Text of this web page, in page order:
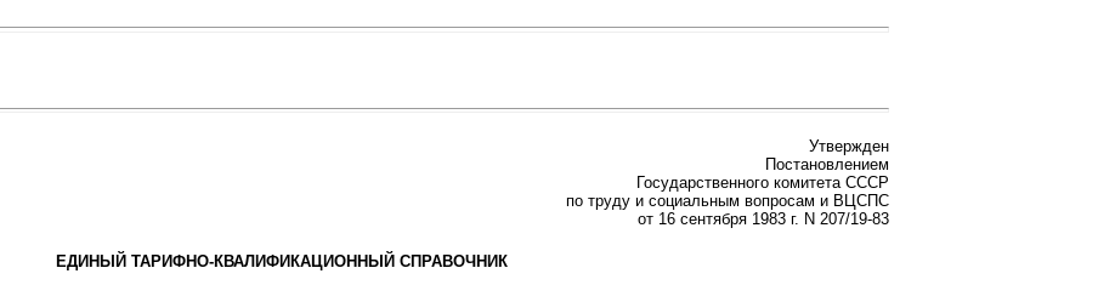
Утвержден
Постановлением
Государственного комитета СССР
по труду и социальным вопросам и ВЦСПС
от 16 сентября 1983 г. N 207/19-83
ЕДИНЫЙ ТАРИФНО-КВАЛИФИКАЦИОННЫЙ СПРАВОЧНИК